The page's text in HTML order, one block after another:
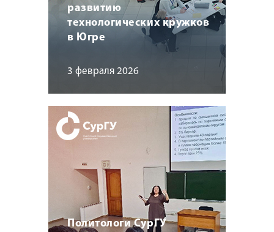
развитию
технологических кружков
в Югре
3 февраля 2026
Политологи СурГУ